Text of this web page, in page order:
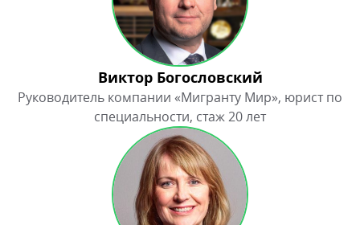
Виктория Бойцова
Эксперт по иммиграционным программам
Европейского Союза в компании «Мигранту Мир»,
стаж 25 лет